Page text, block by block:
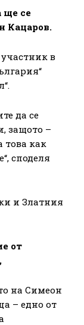
ще се
Кацаров.
участник в
да се
защото –
това как
споделя
от
на Симеон
– едно от